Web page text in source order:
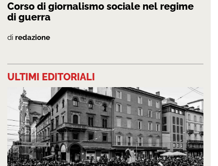
Corso di giornalismo sociale nel regime
di guerra
di redazione
ULTIMI EDITORIALI